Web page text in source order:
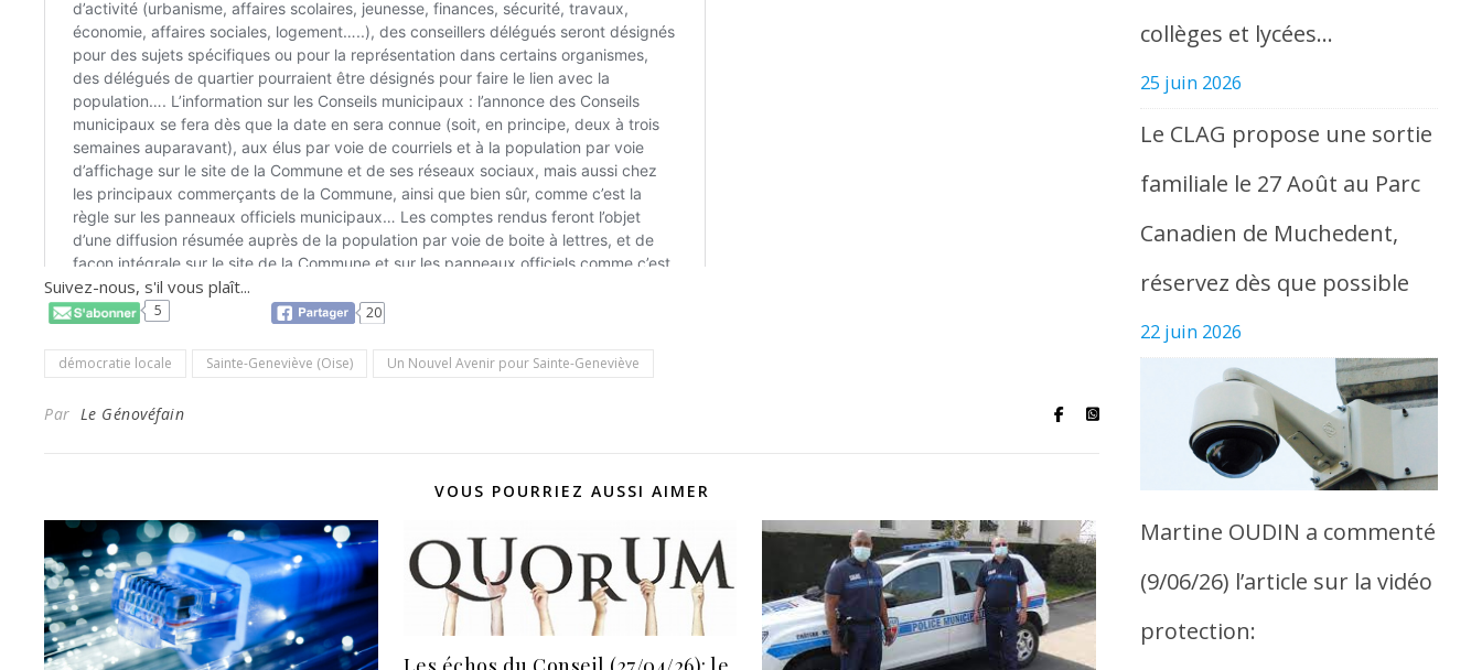
Suivez-nous, s'il vous plaît...
5 20
démocratie locale Sainte-Geneviève (Oise) Un Nouvel Avenir pour Sainte-Geneviève
Par Le Génovéfain
VOUS POURRIEZ AUSSI AIMER
collèges et lycées…
25 juin 2026
Le CLAG propose une sortie
familiale le 27 Août au Parc
Canadien de Muchedent,
réservez dès que possible
22 juin 2026
Martine OUDIN a commenté
(9/06/26) l’article sur la vidéo
protection: